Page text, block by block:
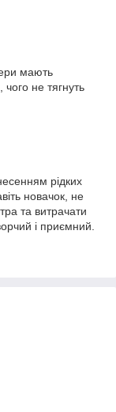
мають
не тягнуть
рідких
новачок, не
та витрачати
і приємний.